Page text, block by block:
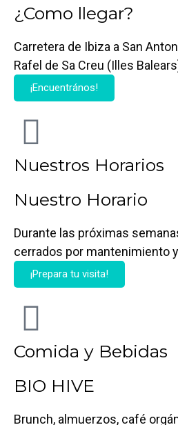
¿Como llegar?
Carretera de Ibiza a San
Rafel de Sa Creu (Illes
¡Encuentrános!
Nuestros Horarios
Nuestro Horario
Durante las próximas
cerrados por mantenimiento
¡Prepara tu visita!
Comida y Bebidas
BIO HIVE
Brunch, almuerzos, café